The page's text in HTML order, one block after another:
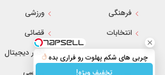
فرهنگی
ورزشی
انتخابات
قضائی
رمز ارز ها
اخبار دیجیتال
بین الملل
سیاسی
چربی های شکم پهلوت رو فراری بده
تخفیف ویژه!